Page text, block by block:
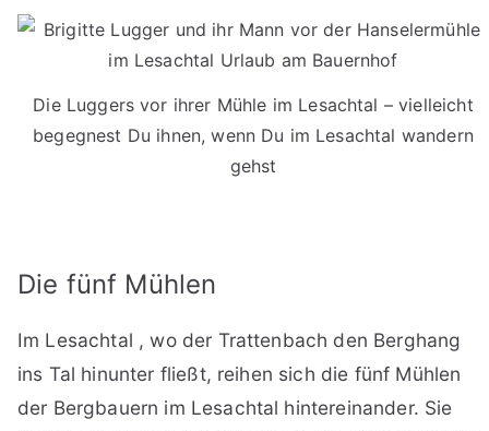
Die Luggers vor ihrer Mühle im Lesachtal – vielleicht
begegnest Du ihnen, wenn Du im Lesachtal wandern
gehst
Die fünf Mühlen
Im Lesachtal , wo der Trattenbach den Berghang
ins Tal hinunter fließt, reihen sich die fünf Mühlen
der Bergbauern im Lesachtal hintereinander. Sie